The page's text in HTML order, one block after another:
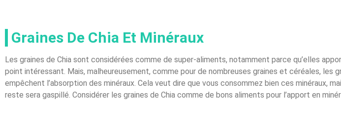
Graines De Chia Et Minéraux
Les graines de Chia sont considérées comme de super-aliments, notamment parce qu’elles
point intéressant. Mais, malheureusement, comme pour de nombreuses graines et céréales, les
empêchent l’absorption des minéraux. Cela veut dire que vous consommez bien ces minéraux,
reste sera gaspillé. Considérer les graines de Chia comme de bons aliments pour l’apport en